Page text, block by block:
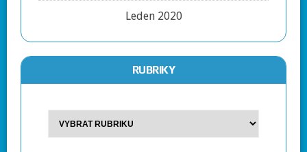
Leden 2020
RUBRIKY